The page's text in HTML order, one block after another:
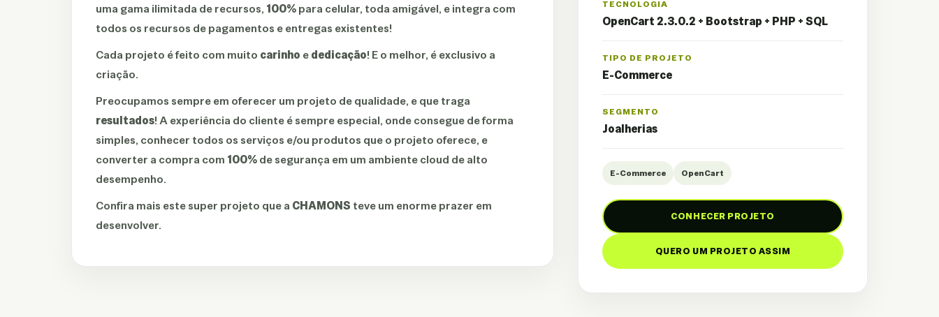
uma gama ilimitada de recursos, 100%para celular, toda amigável, e integra com
todos os recursos de pagamentos e entregas existentes!
Cada projeto é feito com muito carinho ededicação! E o melhor, é exclusivo a
criação.
Preocupamos sempre em oferecer um projeto de qualidade, e que traga
resultados! A experiência do cliente é sempre especial, onde consegue de forma
simples, conhecer todos os serviços e/ou produtos que o projeto oferece, e
converter a compra com 100%de segurança em um ambiente cloud de alto
desempenho.
Confira mais este super projeto que a CHAMONS teve um enorme prazer em
desenvolver.
TECNOLOGIA
OpenCart 2.3.0.2 + Bootstrap + PHP + SQL
TIPO DE PROJETO
E-Commerce
SEGMENTO
Joalherias
E-Commerce OpenCart
CONHECER PROJETO
QUERO UM PROJETO ASSIM